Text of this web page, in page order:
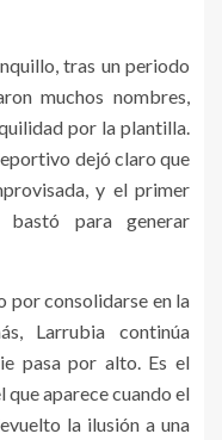
tras un periodo
muchos nombres,
por la plantilla.
dejó claro que
y el primer
bastó para generar
por consolidarse en la
Larrubia continúa
pasa por alto. Es el
aparece cuando el
la ilusión a una